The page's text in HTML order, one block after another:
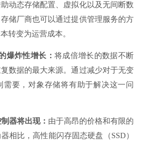
动态存储配置、虚拟化以及无间断数
储厂商也可以通过提供管理服务的方
转变为运营成本。
爆炸性增长： 将成倍增长的数据不断
数据的最大来源。通过减少对于无变
需要，对象存储将有助于解决这一问
器将出现： 由于高昂的价格和有限的
相比，高性能闪存固态硬盘（SSD）